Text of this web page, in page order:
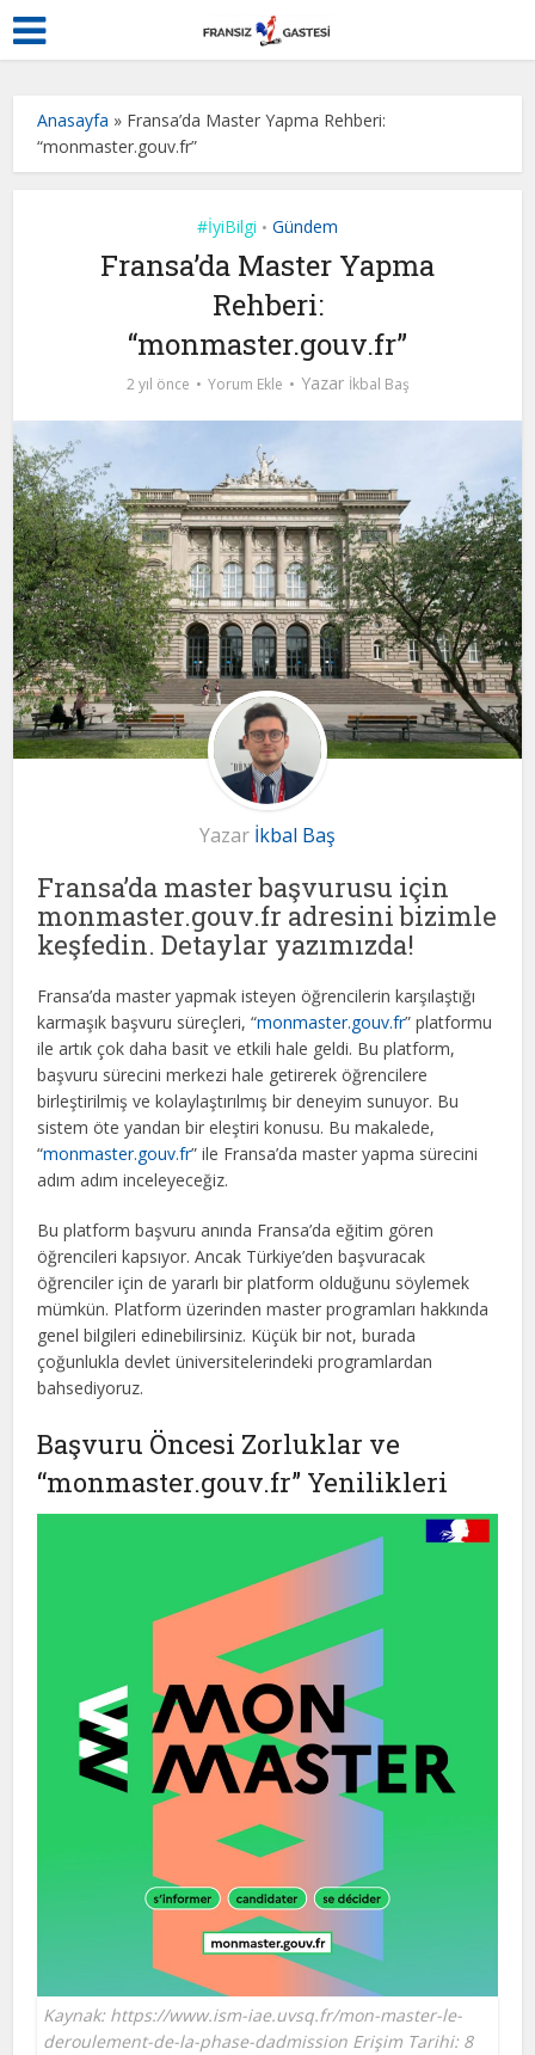
Anasayfa » Fransa’da Master Yapma Rehberi:
“monmaster.gouv.fr”
#İyiBilgi • Gündem
Fransa’da Master Yapma
Rehberi:
“monmaster.gouv.fr”
2 yıl önce Yorum Ekle Yazar İkbal Baş
Yazar İkbal Baş
Fransa’da master başvurusu için
monmaster.gouv.fr adresini bizimle
keşfedin. Detaylar yazımızda!
Fransa’da master yapmak isteyen öğrencilerin karşılaştığı
karmaşık başvuru süreçleri, “monmaster.gouv.fr” platformu
ile artık çok daha basit ve etkili hale geldi. Bu platform,
başvuru sürecini merkezi hale getirerek öğrencilere
birleştirilmiş ve kolaylaştırılmış bir deneyim sunuyor. Bu
sistem öte yandan bir eleştiri konusu. Bu makalede,
“monmaster.gouv.fr” ile Fransa’da master yapma sürecini
adım adım inceleyeceğiz.
Bu platform başvuru anında Fransa’da eğitim gören
öğrencileri kapsıyor. Ancak Türkiye’den başvuracak
öğrenciler için de yararlı bir platform olduğunu söylemek
mümkün. Platform üzerinden master programları hakkında
genel bilgileri edinebilirsiniz. Küçük bir not, burada
çoğunlukla devlet üniversitelerindeki programlardan
bahsediyoruz.
Başvuru Öncesi Zorluklar ve
“monmaster.gouv.fr” Yenilikleri
Kaynak: https://www.ism-iae.uvsq.fr/mon-master-le-
deroulement-de-la-phase-dadmission Erişim Tarihi: 8